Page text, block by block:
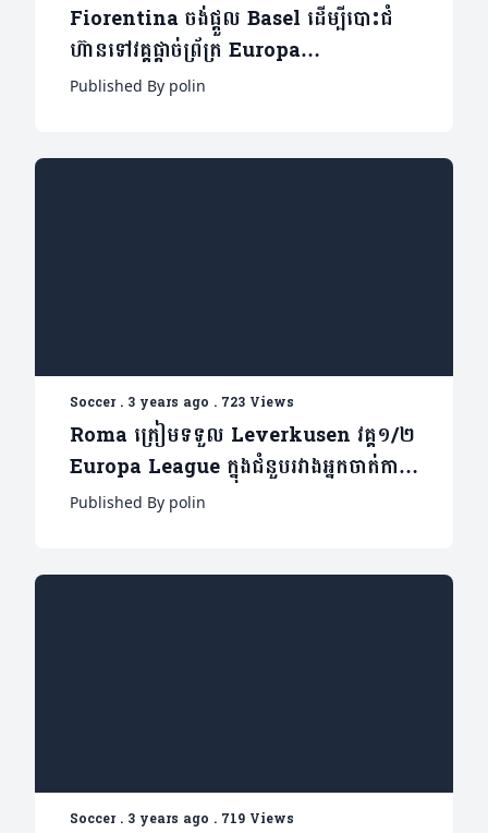
Fiorentina ចង់ផ្តួល Basel ដើម្បីបោះជំ
ហ៊ានទៅវគ្គផ្តាច់ព្រ័ត្រ Europa
Conference League
Published By polin
Soccer. 3 years ago . 723 Views
Roma ត្រៀមទទួល Leverkusen វគ្គ១/២
Europa League ក្នុងជំនួបរវាងអ្នកចាត់ការ
អតីតគ្រូ និង សិស្ស
Published By polin
Soccer. 3 years ago . 719 Views